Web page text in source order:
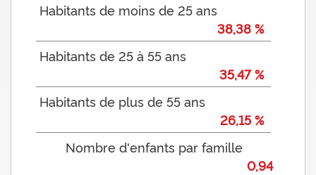
Habitants de moins de 25 ans
38,38 %
Habitants de 25 à 55 ans
35,47 %
Habitants de plus de 55 ans
26,15 %
Nombre d'enfants par famille
0,94